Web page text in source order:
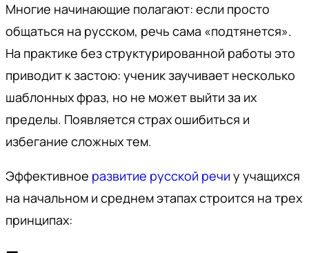
Многие начинающие полагают: если просто
общаться на русском, речь сама «подтянется».
На практике без структурированной работы это
приводит к застою: ученик заучивает несколько
шаблонных фраз, но не может выйти за их
пределы. Появляется страх ошибиться и
избегание сложных тем.
Эффективное развитие русской речи у учащихся
на начальном и среднем этапах строится на трех
принципах: